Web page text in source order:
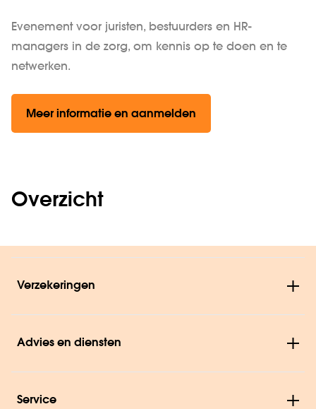
Evenement voor juristen, bestuurders en HR-
managers in de zorg, om kennis op te doen en te
netwerken.
Meer informatie en aanmelden
Overzicht
Verzekeringen
Advies en diensten
Service